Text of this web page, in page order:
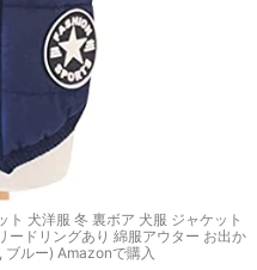
犬洋服 冬 裏ボア 犬服 ジャケット
ードリングあり 綿服アウター お出か
ルー) Amazonで購入